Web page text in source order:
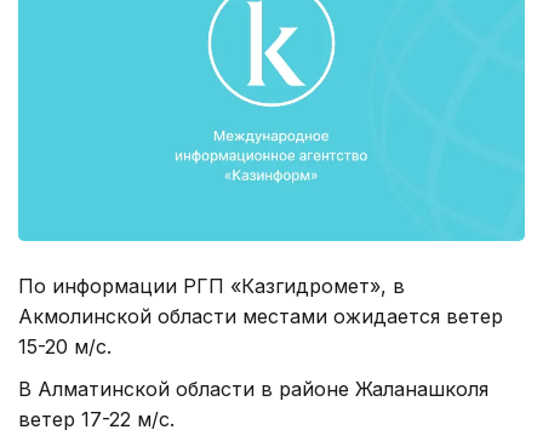
По информации РГП «Казгидромет», в
Акмолинской области местами ожидается ветер
15-20 м/с.
В Алматинской области в районе Жаланашколя
ветер 17-22 м/с.